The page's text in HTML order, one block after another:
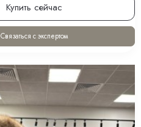
Купить сейчас
Связаться с экспертом